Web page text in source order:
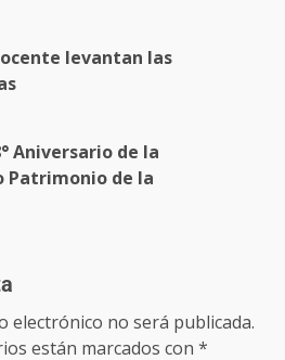
levantan las
Aniversario de la
Patrimonio de la
electrónico no será publicada.
están marcados con *